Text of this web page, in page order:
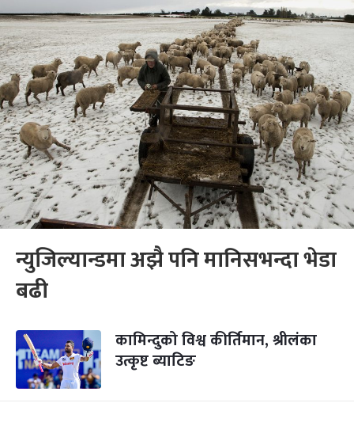
न्युजिल्यान्डमा अझै पनि मानिसभन्दा भेडा
बढी
कामिन्दुको विश्व कीर्तिमान, श्रीलंका
उत्कृष्ट ब्याटिङ